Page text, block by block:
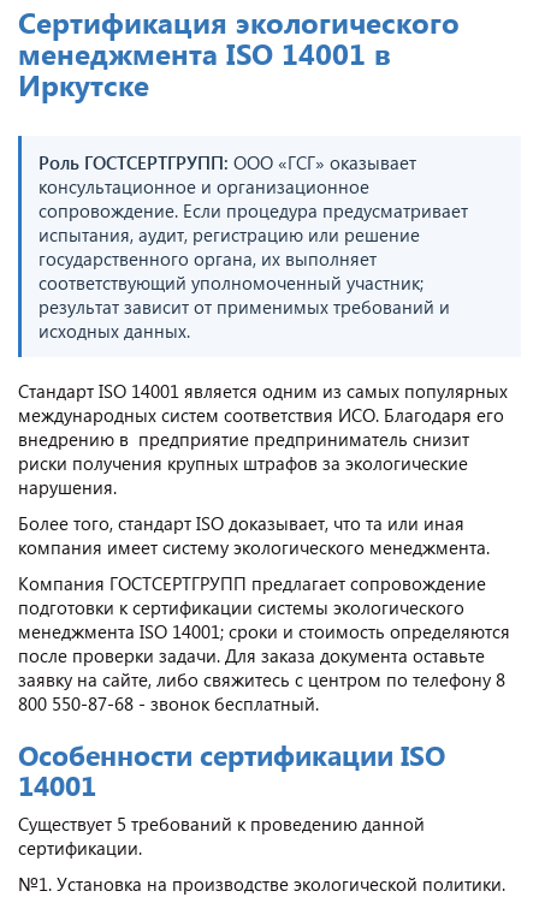
Сертификация экологического
менеджмента ISO 14001 в
Иркутске
Роль ГОСТСЕРТГРУПП: ООО «ГСГ» оказывает
консультационное и организационное
сопровождение. Если процедура предусматривает
испытания, аудит, регистрацию или решение
государственного органа, их выполняет
соответствующий уполномоченный участник;
результат зависит от применимых требований и
исходных данных.
Стандарт ISO 14001 является одним из самых популярных
международных систем соответствия ИСО. Благодаря его
внедрению в предприятие предприниматель снизит
риски получения крупных штрафов за экологические
нарушения.
Более того, стандарт ISO доказывает, что та или иная
компания имеет систему экологического менеджмента.
Компания ГОСТСЕРТГРУПП предлагает сопровождение
подготовки к сертификации системы экологического
менеджмента ISO 14001; сроки и стоимость определяются
после проверки задачи. Для заказа документа оставьте
заявку на сайте, либо свяжитесь с центром по телефону 8
800 550-87-68 - звонок бесплатный.
Особенности сертификации ISO
14001
Существует 5 требований к проведению данной
сертификации.
№1. Установка на производстве экологической политики.